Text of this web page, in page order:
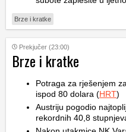
Brze i kratke
Prekjučer (23:00)
Brze i kratke
Potraga za rješenjem
ispod 80 dolara (HRT)
Austriju pogodio
rekordnih 40,8